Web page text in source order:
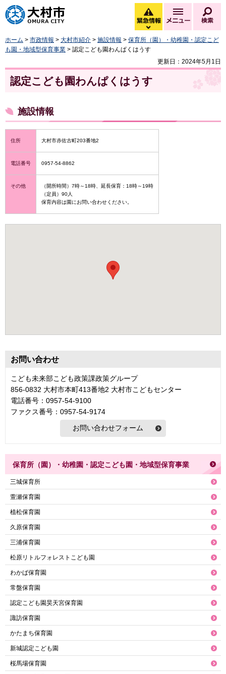
大村市
緊急情報
緊急情報を開く
メニュー
ホーム > 市政情報 > 大村市紹介 > 施設情報 > 保育所（園）・幼稚園・認定こど
も園・地域型保育事業 > 認定こども園わんぱくはうす
更新日：2024年5月1日
認定こども園わんぱくはうす
施設情報
住所 大村市赤佐古町203番地2
電話番号 0957-54-8862
その他
（開所時間）7時～18時、延長保育：18時～19時
（定員）90人
保育内容は園にお問い合わせください。
お問い合わせ
こども未来部こども政策課政策グループ
856-0832 大村市本町413番地2 大村市こどもセンター
電話番号：0957-54-9100
ファクス番号：0957-54-9174
保育所（園）・幼稚園・認定こども園・地域型保育事業
三城保育所
萱瀬保育園
植松保育園
久原保育園
三浦保育園
松原リトルフォレストこども園
わかば保育園
常盤保育園
認定こども園昊天宮保育園
諏訪保育園
かたまち保育園
新城認定こども園
桜馬場保育園